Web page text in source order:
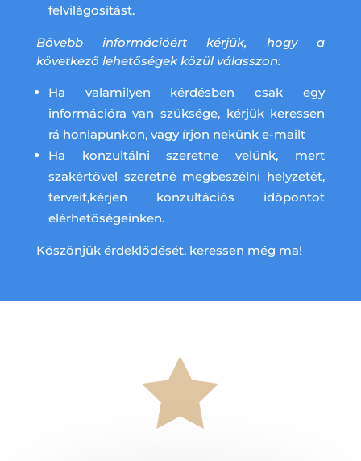
felvilágosítást.
Bővebb információért kérjük, hogy a
következő lehetőségek közül válasszon:
Ha valamilyen kérdésben csak egy
információra van szüksége, kérjük keressen
rá honlapunkon, vagy írjon nekünk e-mailt
Ha konzultálni szeretne velünk, mert
szakértővel szeretné megbeszélni helyzetét,
terveit,kérjen konzultációs időpontot
elérhetőségeinken.
Köszönjük érdeklődését, keressen még ma!
